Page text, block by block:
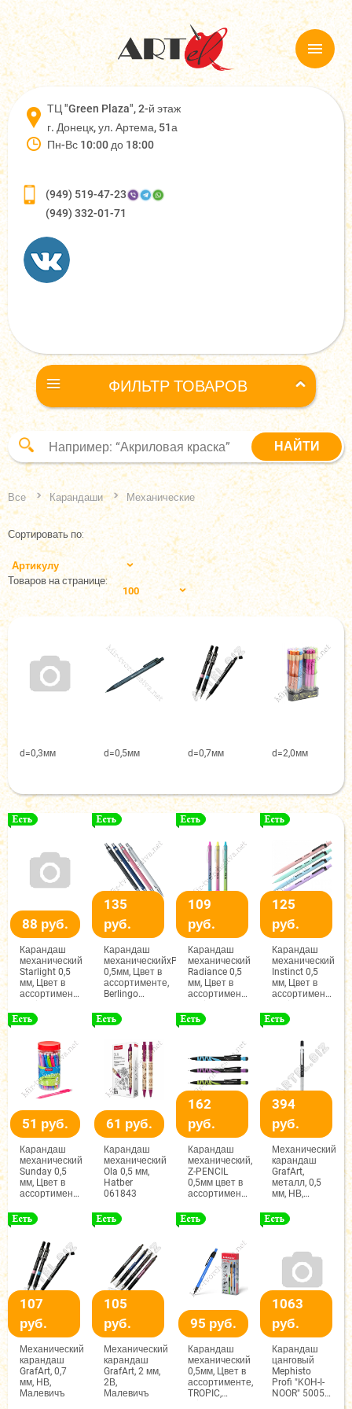
ТЦ "Green Plaza", 2-й этаж
г. Донецк, ул. Артема, 51а
Пн-Вс 10:00 до 18:00
(949) 519-47-23
(949) 332-01-71
ФИЛЬТР ТОВАРОВ
Все Карандаши Механические
Сортировать по:
Артикулу
Товаров на странице:
100
d=0,3мм d=0,5мм d=0,7мм d=2,0мм
88 руб.
Карандаш
механический
Starlight 0,5
мм, Цвет в
ассортименте,
12081
135
руб.
Карандаш
механическийxPencil
0,5мм, Цвет в
ассортименте,
Berlingo
109
руб.
Карандаш
механический
Radiance 0,5
мм, Цвет в
ассортименте,
12110
125
руб.
Карандаш
механический
Instinct 0,5
мм, Цвет в
ассортименте,
12120
51 руб.
Карандаш
механический
Sunday 0,5
мм, Цвет в
ассортименте,
61 руб.
Карандаш
механический
Ola 0,5 мм,
Hatber
061843
162
руб.
Карандаш
механический,
Z-PENCIL
0,5мм цвет в
ассортименте,
394
руб.
Механический
карандаш
GrafArt,
металл, 0,5
мм, НВ,
107
руб.
Механический
карандаш
GrafArt, 0,7
мм, НВ,
Малевичъ
105
руб.
Механический
карандаш
GrafArt, 2 мм,
2В,
Малевичъ
95 руб.
Карандаш
механический
0,5мм, Цвет в
ассортименте,
TROPIC,
1063
руб.
Карандаш
цанговый
Mephisto
Profi "KOH-I-
NOOR" 5005